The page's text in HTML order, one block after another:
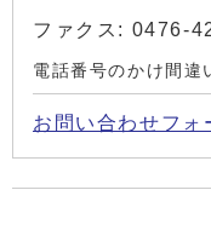
ファクス: 0476-
電話番号のかけ間違
お問い合わせフォ